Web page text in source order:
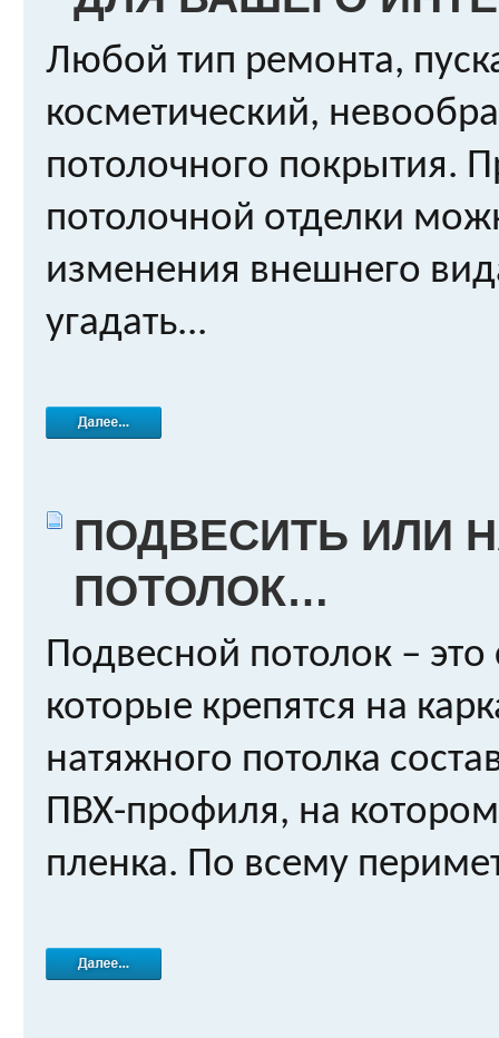
Любой тип ремонта,
косметический,
потолочного покрытия.
потолочной отделки
изменения внешнего
угадать...
ПОДВЕСИТЬ ИЛИ
ПОТОЛОК…
Подвесной потолок –
которые крепятся на
натяжного потолка
ПВХ-профиля, на
пленка. По всему